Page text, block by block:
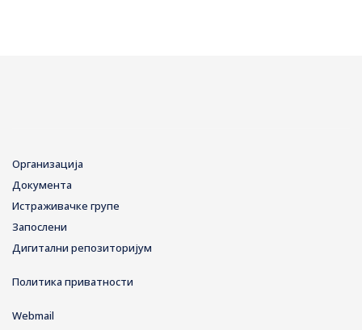
Организација
Документа
Истраживачке групе
Запослени
Дигитални репозиторијум
Политика приватности
Webmail